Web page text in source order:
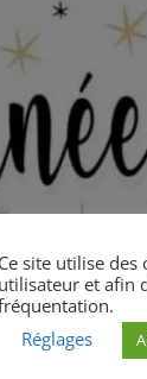
Ce site utilise
utilisateur et afin
Réglages